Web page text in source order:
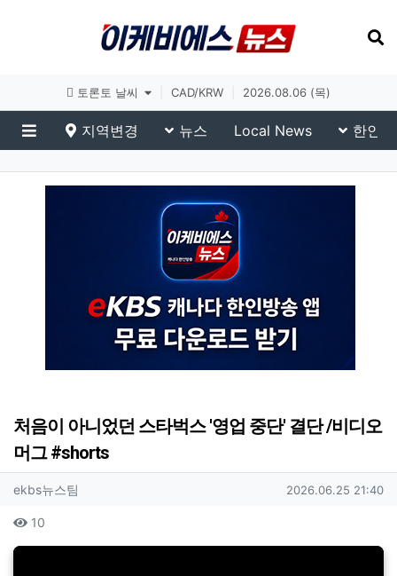
토론토 날씨 CAD/KRW 2026.08.06 (목)
메뉴
지역변경 뉴스 Local News 한인
이슈 브리핑
처음이 아니었던 스타벅스 '영업 중단' 결단 /비디오
머그 #shorts
작성자 정보
ekbs뉴스팀 작성일
2026.06.25 21:40
컨텐츠 정보
10
본문